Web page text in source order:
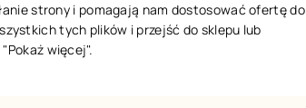
strony i pomagają nam dostosować ofertę do
tych plików i przejść do sklepu lub
więcej".